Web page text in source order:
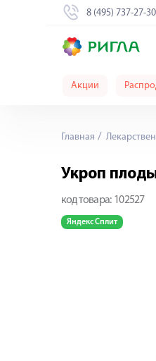
8 (495) 737-27-30
Акции
Главная
Укроп
код товара: 102527
Яндекс Сплит